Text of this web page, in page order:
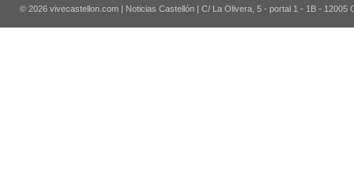
© 2026 vivecastellon.com | Noticias Castellón | C/ La Olivera, 5 - portal 1 - 1B - 12005